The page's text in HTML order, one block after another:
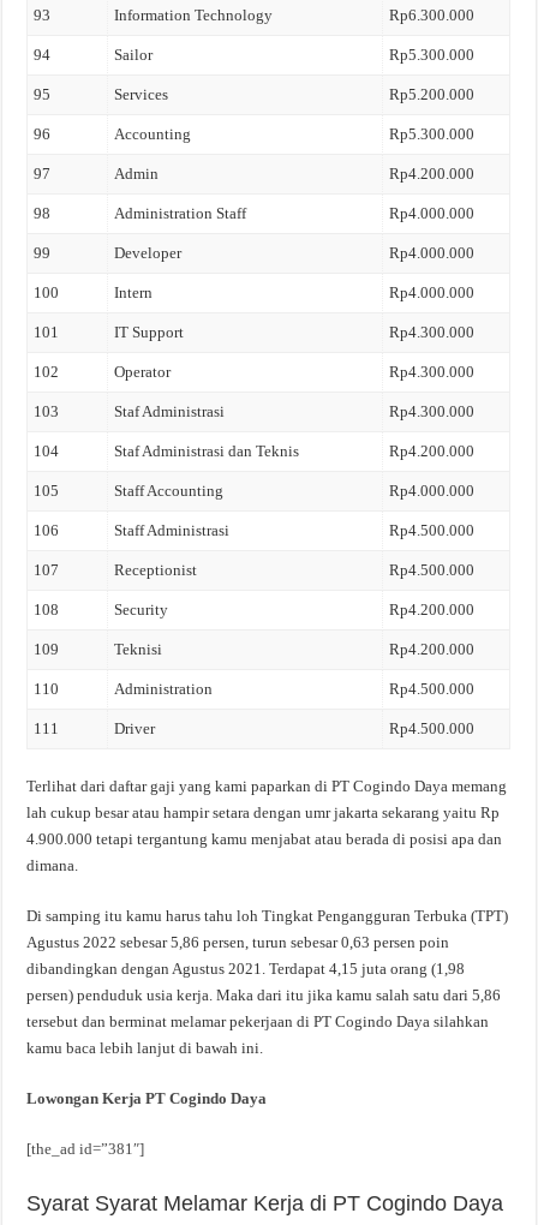
93 Information Technology Rp6.300.000
94 Sailor Rp5.300.000
95 Services Rp5.200.000
96 Accounting Rp5.300.000
97 Admin Rp4.200.000
98 Administration Staff Rp4.000.000
99 Developer Rp4.000.000
100 Intern Rp4.000.000
101 IT Support Rp4.300.000
102 Operator Rp4.300.000
103 Staf Administrasi Rp4.300.000
104 Staf Administrasi dan Teknis Rp4.200.000
105 Staff Accounting Rp4.000.000
106 Staff Administrasi Rp4.500.000
107 Receptionist Rp4.500.000
108 Security Rp4.200.000
109 Teknisi Rp4.200.000
110 Administration Rp4.500.000
111 Driver Rp4.500.000
Terlihat dari daftar gaji yang kami paparkan di PT Cogindo Daya memang
lah cukup besar atau hampir setara dengan umr jakarta sekarang yaitu Rp
4.900.000 tetapi tergantung kamu menjabat atau berada di posisi apa dan
dimana.
Di samping itu kamu harus tahu loh Tingkat Pengangguran Terbuka (TPT)
Agustus 2022 sebesar 5,86 persen, turun sebesar 0,63 persen poin
dibandingkan dengan Agustus 2021. Terdapat 4,15 juta orang (1,98
persen) penduduk usia kerja. Maka dari itu jika kamu salah satu dari 5,86
tersebut dan berminat melamar pekerjaan di PT Cogindo Daya silahkan
kamu baca lebih lanjut di bawah ini.
Lowongan Kerja PT Cogindo Daya
[the_ad id=”381″]
Syarat Syarat Melamar Kerja di PT Cogindo Daya